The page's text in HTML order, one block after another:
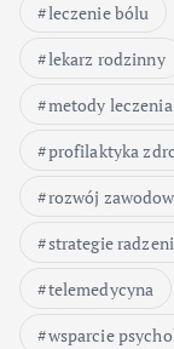
leczenie bólu
lekarz rodzinny
metody leczenia
profilaktyka
rozwój
strategie
telemedycyna
wsparcie